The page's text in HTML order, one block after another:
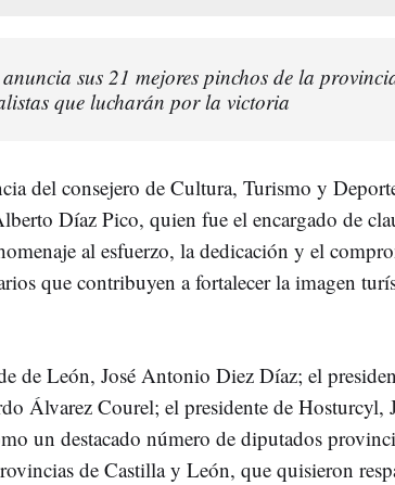
sus 21 mejores pinchos de la
que lucharán por la victoria
del consejero de Cultura, Turismo y
Díaz Pico, quien fue el encargado de
al esfuerzo, la dedicación y el
que contribuyen a fortalecer la imagen
de León, José Antonio Diez Díaz; el
Álvarez Courel; el presidente de Hosturcyl,
un destacado número de diputados
de Castilla y León, que quisieron